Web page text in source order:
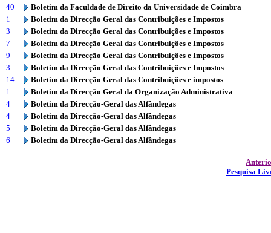
40
Boletim da Faculdade de Direito da Universidade de Coimbra
1
Boletim da Direcção Geral das Contribuições e Impostos
3
Boletim da Direcção Geral das Contribuições e Impostos
7
Boletim da Direcção Geral das Contribuições e Impostos
9
Boletim da Direcção Geral das Contribuições e Impostos
3
Boletim da Direcção Geral das Contribuições e Impostos
14
Boletim da Direcção Geral das Contribuições e impostos
1
Boletim da Direcção Geral da Organização Administrativa
4
Boletim da Direcção-Geral das Alfândegas
4
Boletim da Direcção-Geral das Alfândegas
5
Boletim da Direcção-Geral das Alfândegas
6
Boletim da Direcção-Geral das Alfândegas
Pesquisa